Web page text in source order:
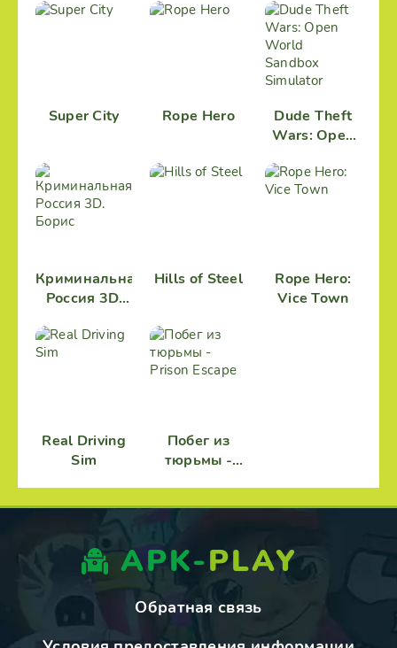
Super City Rope Hero
Dude Theft
Wars: Open
Sandbox
Simulator
Криминальная
Россия 3D.
Hills of Steel
Rope Hero:
Vice Town
Real Driving
Sim
Побег из
тюрьмы -
APK-PLAY
Обратная связь